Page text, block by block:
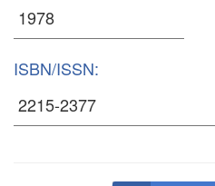
ISBN/ISSN: